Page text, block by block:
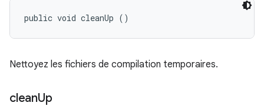
public void cleanUp ()
Nettoyez les fichiers de compilation temporaires.
cleanUp